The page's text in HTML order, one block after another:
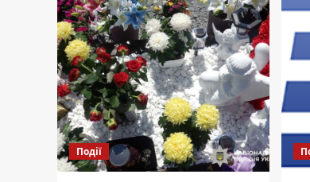
Події